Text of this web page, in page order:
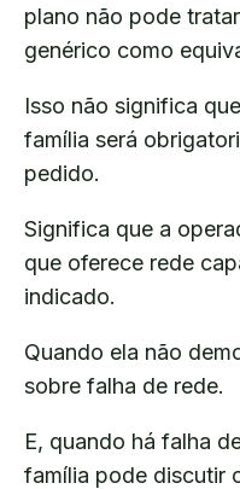
plano não pode
genérico como
Isso não significa
família será
pedido.
Significa que a
que oferece rede
indicado.
Quando ela não
sobre falha de rede.
E, quando há falha
família pode discutir